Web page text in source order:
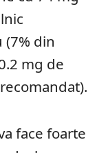
din
mg de
face foarte